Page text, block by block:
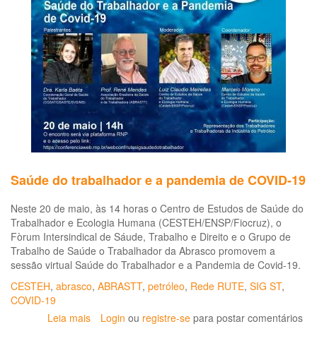
Saúde do trabalhador e a pandemia de COVID-19
Neste 20 de maio, às 14 horas o Centro de Estudos de Saúde do
Trabalhador e Ecologia Humana (CESTEH/ENSP/Fiocruz), o
Fòrum Intersindical de Sáude, Trabalho e Direito e o Grupo de
Trabalho de Saúde o Trabalhador da Abrasco promovem a
sessão virtual Saúde do Trabalhador e a Pandemia de Covid-19.
CESTEH, abrasco, ABRASTT, petróleo, Rede RUTE, SIG ST,
COVID-19
Leia mais sobre
Login ou registre-se para postar comentários